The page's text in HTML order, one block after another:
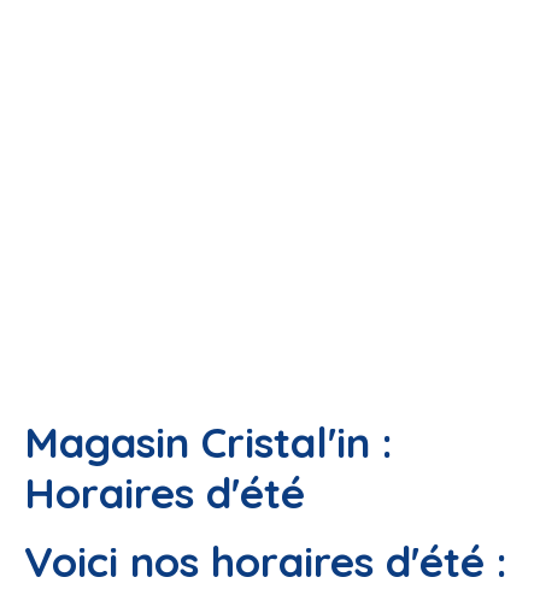
Magasin Cristal'in :
Horaires d'été
Voici nos horaires d'été :